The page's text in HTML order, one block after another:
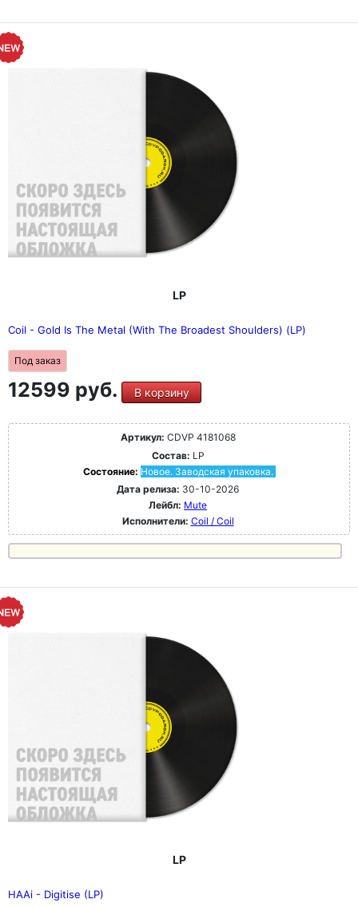
LP
Coil - Gold Is The Metal (With The Broadest Shoulders) (LP)
Под заказ
12599 руб. В корзину
Артикул: CDVP 4181068
Состав: LP
Состояние: Новое. Заводская упаковка.
Дата релиза: 30-10-2026
Лейбл: Mute
Исполнители: Coil / Coil
LP
HAAi - Digitise (LP)